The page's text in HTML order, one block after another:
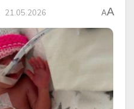
21.05.2026 AA